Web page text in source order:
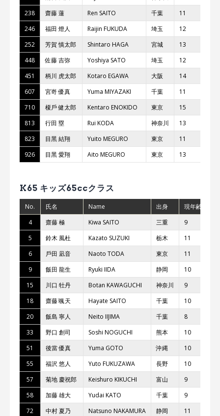
238
齋藤 蓮 Ren SAITO 千葉 11
246
福⽥ 燈⼈ Raijin FUKUDA 埼⽟ 12
252
芳賀 慎太郎 Shintaro HAGA 宮城 13
448
佐藤 吉弥 Yoshiya SATO 埼⽟ 12
451
柄川 ⻁太郎 Kotaro EGAWA ⼤阪 14
607
宮嵜 優真 Yuma MIYAZAKI 千葉 11
710
榎⼾ 健太郎 Kentaro ENOKIDO 東京
15
813
⾏⽥ 塁 Rui KODA 神奈川 13
823
⽬⿊ 結翔 Yuito MEGURO 東京 11
926
⽬⿊ 愛翔 Aito MEGURO 東京 13
K65 キッズ65ccクラス
No. 氏名 Name 出身
現年齢
4
齋藤 極 Kiwa SAITO 三重
9
5
鈴⽊ ⾵杜 Kazato SUZUKI 栃⽊
11
6
⼾⽥ 凪⾳ Naoto TODA 東京
11
9
飯⽥ ⿓⽣ Ryuki IIDA 静岡
10
15
川⼝ 牡丹 Botan KAWAGUCHI 神奈川
9
18
齋藤 颯天 Hayate SAITO 千葉
10
20
飯島 寧⼈ Neito IIJIMA 千葉
8
33
野⼝ 創司 Soshi NOGUCHI 熊本
10
51
後當 優真 Yuma GOTO 沖縄
10
55
福沢 悠⼈ Yuto FUKUZAWA ⻑野
10
57
菊地 慶祝郎 Keishuro KIKUCHI 富⼭
9
58
加藤 雄⼤ Yudai KATO 千葉
9
72
中村 夏乃 Natsuno NAKAMURA 静岡
11